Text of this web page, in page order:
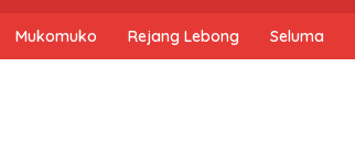
Mukomuko Rejang Lebong Seluma